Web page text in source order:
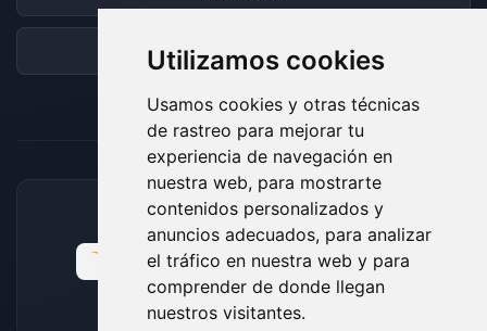
Utilizamos cookies
Usamos cookies y otras técnicas
de rastreo para mejorar tu
experiencia de navegación en
nuestra web, para mostrarte
contenidos personalizados y
anuncios adecuados, para analizar
el tráfico en nuestra web y para
comprender de donde llegan
nuestros visitantes.
Foro
MÉTODOS DE PAGO ACEPTADOS